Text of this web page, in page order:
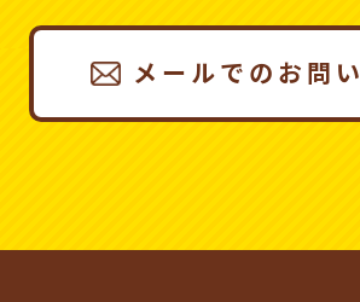
メールでのお問